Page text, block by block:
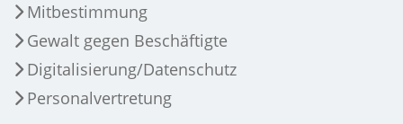
Mitbestimmung
Gewalt gegen Beschäftigte
Digitalisierung/Datenschutz
Personalvertretung